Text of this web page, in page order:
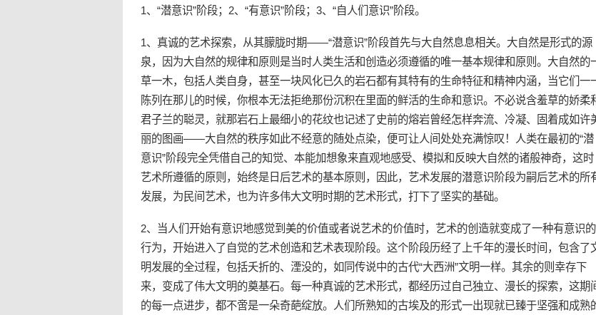
1、“潜意识”阶段；2、“有意识”阶段；3、“自人们意识”阶段。
1、真诚的艺术探索，从其朦胧时期——“潜意识”阶段首先与大自然息息相关。大自然是形式的源
泉，因为大自然的规律和原则是当时人类生活和创造必须遵循的唯一基本规律和原则。大自然的
草一木，包括人类自身，甚至一块风化已久的岩石都有其特有的生命特征和精神内涵，当它们一
陈列在那儿的时候，你根本无法拒绝那份沉积在里面的鲜活的生命和意识。不必说含羞草的娇柔
君子兰的聪灵，就那岩石上最细小的花纹也记述了史前的熔岩曾经怎样奔流、冷凝、固着成如许
丽的图画——大自然的秩序如此不经意的随处点染，便可让人间处处充满惊叹！人类在最初的“潜
意识”阶段完全凭借自己的知觉、本能加想象来直观地感受、模拟和反映大自然的诸般神奇，这时
艺术所遵循的原则，始终是日后艺术的基本原则，因此，艺术发展的潜意识阶段为嗣后艺术的所
发展，为民间艺术，也为许多伟大文明时期的艺术形式，打下了坚实的基础。
2、当人们开始有意识地感觉到美的价值或者说艺术的价值时，艺术的创造就变成了一种有意识的
行为，开始进入了自觉的艺术创造和艺术表现阶段。这个阶段历经了上千年的漫长时间，包含了
明发展的全过程，包括夭折的、湮没的，如同传说中的古代“大西洲”文明一样。其余的则幸存下
来，变成了伟大文明的奠基石。每一种真诚的艺术形式，都经历过自己独立、漫长的探索，这期
的每一点进步，都不啻是一朵奇葩绽放。人们所熟知的古埃及的形式一出现就已臻于坚强和成熟